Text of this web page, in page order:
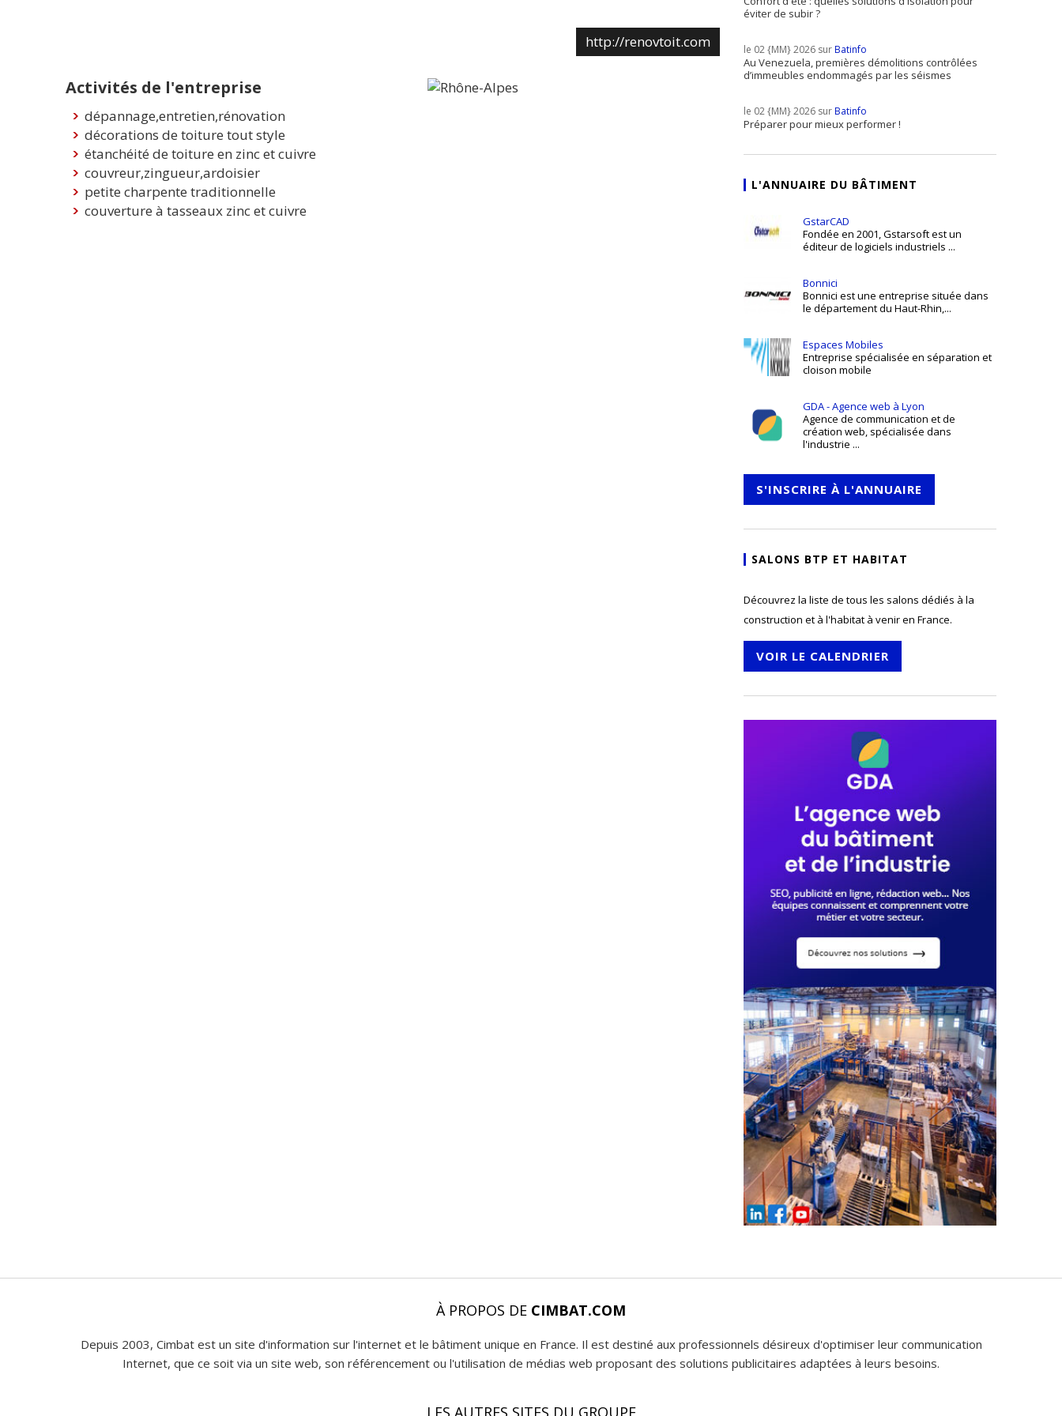
http://renovtoit.com
Activités de l'entreprise
dépannage,entretien,rénovation
décorations de toiture tout style
étanchéité de toiture en zinc et cuivre
couvreur,zingueur,ardoisier
petite charpente traditionnelle
couverture à tasseaux zinc et cuivre
éviter de subir ?
le 02 {MM} 2026 surBatinfo
Au Venezuela, premières démolitions contrôlées
d’immeubles endommagés par les séismes
le 02 {MM} 2026 surBatinfo
Préparer pour mieux performer !
L'ANNUAIRE DU BÂTIMENT
GstarCAD
Fondée en 2001, Gstarsoft est un
éditeur de logiciels industriels ...
Bonnici
Bonnici est une entreprise située dans
le département du Haut-Rhin,...
Espaces Mobiles
Entreprise spécialisée en séparation et
cloison mobile
GDA - Agence web à Lyon
Agence de communication et de
création web, spécialisée dans
l'industrie ...
S'INSCRIRE À L'ANNUAIRE
SALONS BTP ET HABITAT
Découvrez la liste de tous les salons dédiés à la
construction et à l'habitat à venir en France.
VOIR LE CALENDRIER
À PROPOS DE CIMBAT.COM
Depuis 2003, Cimbat est un site d'information sur l'internet et le bâtiment unique en France. Il est destiné aux professionnels désireux d'optimiser leur communication
Internet, que ce soit via un site web, son référencement ou l'utilisation de médias web proposant des solutions publicitaires adaptées à leurs besoins.
LES AUTRES SITES DU GROUPE